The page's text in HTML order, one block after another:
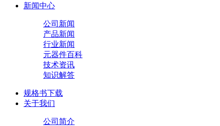
新闻中心
公司新闻
产品新闻
行业新闻
元器件百科
技术资讯
知识解答
规格书下载
关于我们
公司简介